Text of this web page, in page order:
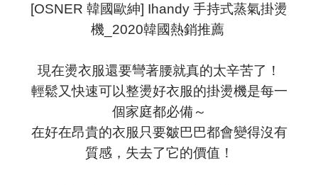
[OSNER 韓國歐紳] Ihandy 手持式蒸氣掛燙
機_2020韓國熱銷推薦
現在燙衣服還要彎著腰就真的太辛苦了！
輕鬆又快速可以整燙好衣服的掛燙機是每一
個家庭都必備～
在好在昂貴的衣服只要皺巴巴都會變得沒有
質感，失去了它的價值！